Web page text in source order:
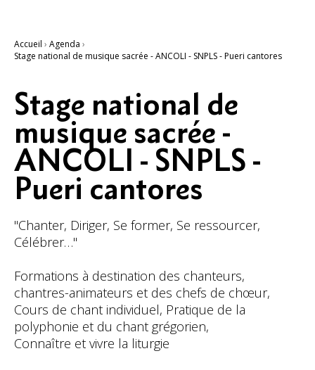
Accueil › Agenda ›
Stage national de musique sacrée - ANCOLI - SNPLS - Pueri cantores
Stage national de
musique sacrée -
ANCOLI - SNPLS -
Pueri cantores
"Chanter, Diriger, Se former, Se ressourcer,
Célébrer…"
Formations à destination des chanteurs,
chantres-animateurs et des chefs de chœur,
Cours de chant individuel, Pratique de la
polyphonie et du chant grégorien,
Connaître et vivre la liturgie